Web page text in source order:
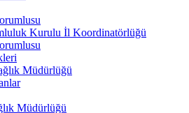
Kurulu İl Koordinatörlüğü
Müdürlüğü
Müdürlüğü